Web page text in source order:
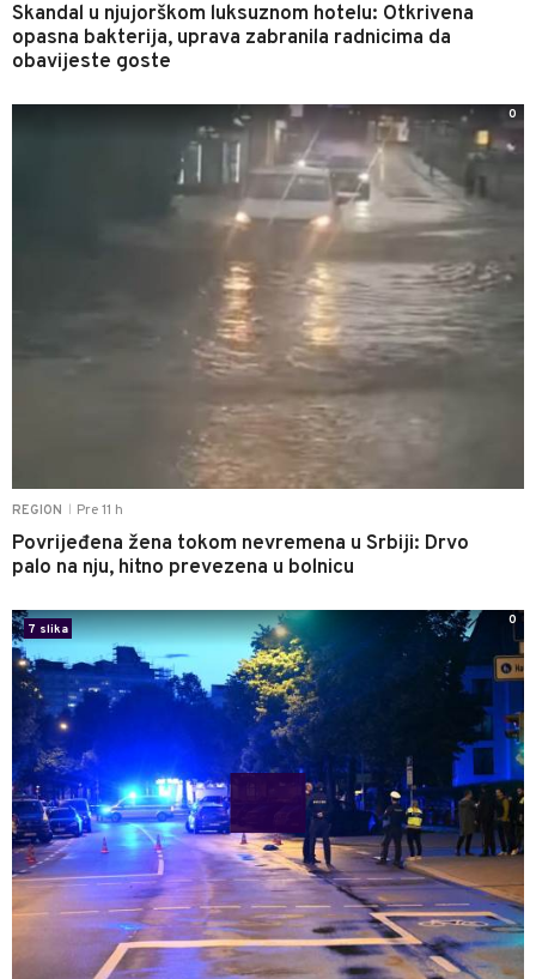
Skandal u njujorškom luksuznom hotelu: Otkrivena
opasna bakterija, uprava zabranila radnicima da
obavijeste goste
REGION Pre 11 h
Povrijeđena žena tokom nevremena u Srbiji: Drvo
palo na nju, hitno prevezena u bolnicu
0
7 slika
0